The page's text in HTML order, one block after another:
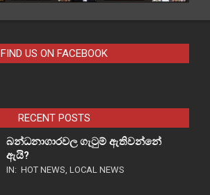
FIND US ON FACEBOOK
RECENT POSTS
බන්ධනාගාරවල ගැටුම් ඇතිවන්නේ
ඇයි?
IN: HOT NEWS, LOCAL NEWS